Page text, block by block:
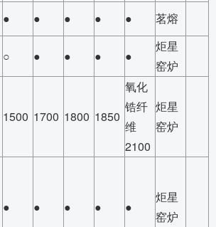
● ● ● ● ● 茗熔
○ ● ● ● ●
炬星
窑炉
1500 1700 1800 1850
氧化
锆纤
维
2100
炬星
窑炉
● ● ● ● ●
炬星
窑炉